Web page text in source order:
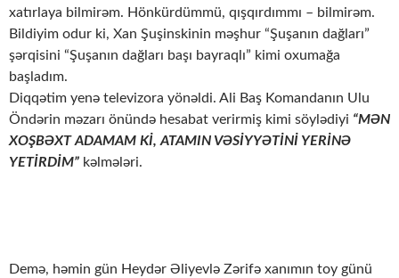
xatırlaya bilmirəm. Hönkürdümmü, qışqırdımmı – bilmirəm.
Bildiyim odur ki, Xan Şuşinskinin məşhur “Şuşanın dağları”
şərqisini “Şuşanın dağları başı bayraqlı” kimi oxumağa
başladım.
Diqqətim yenə televizora yönəldi. Ali Baş Komandanın Ulu
Öndərin məzarı önündə hesabat verirmiş kimi söylədiyi “MƏN
XOŞBƏXT ADAMAM Kİ, ATAMIN VƏSİYYƏTİNİ YERİNƏ
YETİRDİM” kəlmələri.
Demə, həmin gün Heydər Əliyevlə Zərifə xanımın toy günü